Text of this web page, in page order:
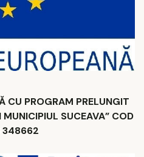
CU PROGRAM PRELUNGIT
SUCEAVA” COD
348662